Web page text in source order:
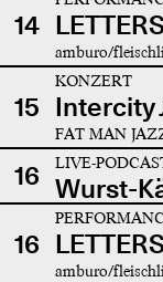
14
amburo/
15
KONZERT
Intercity
FAT MAN
16 LIVE-
Wurst-
16
amburo/